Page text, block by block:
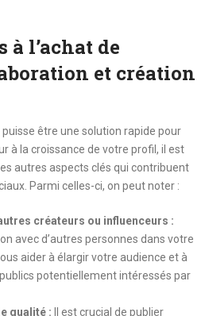
l’achat de
et création
être une solution rapide pour
à la croissance de votre profil, il est
autres aspects clés qui contribuent
Parmi celles-ci, on peut noter :
créateurs ou influenceurs :
avec d’autres personnes dans votre
aider à élargir votre audience et à
potentiellement intéressés par
qualité : Il est crucial de publier